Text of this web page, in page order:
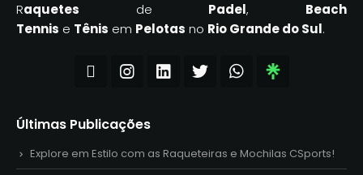
Raquetes de Padel, Beach
Tennis e Tênis em Pelotas no Rio Grande do Sul.
Últimas Publicações
Explore em Estilo com as Raqueteiras e Mochilas CSports!